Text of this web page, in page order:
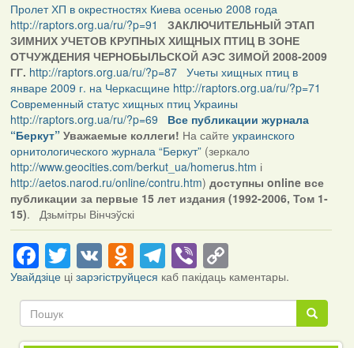
Пролет ХП в окрестностях Киева осенью 2008 года
http://raptors.org.ua/ru/?p=91
ЗАКЛЮЧИТЕЛЬНЫЙ ЭТАП
ЗИМНИХ УЧЕТОВ КРУПНЫХ ХИЩНЫХ ПТИЦ В ЗОНЕ
ОТЧУЖДЕНИЯ ЧЕРНОБЫЛЬСКОЙ АЭС ЗИМОЙ 2008-2009
ГГ. http://raptors.org.ua/ru/?p=87
Учеты хищных птиц в
январе 2009 г. на Черкасщине http://raptors.org.ua/ru/?p=71
Современный статус хищных птиц Украины
http://raptors.org.ua/ru/?p=69
Все публикации журнала
“Беркут” Уважаемые коллеги! На сайте украинского
орнитологического журнала “Беркут”(зеркало
http://www.geocities.com/berkut_ua/homerus.htm і
http://aetos.narod.ru/online/contru.htm) доступны online все
публикации за первые 15 лет издания (1992-2006, Том 1-
15). Дзьмітры Вінчэўскі
Facebook
Twitter
VKOdnoklassniki
Telegram
ViberCopy
Link
Увайдзіцеці зарэгіструйцеся каб пакідаць каментары.
Пошук
Пошук